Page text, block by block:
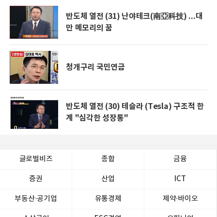
반도체 열전 (31) 난야테크(南亞科技) ...대
만 메모리의 꿈
청개구리 국민연금
반도체 열전 (30) 테슬라 (Tesla) 구조적 한
계 "심각한 성장통"
글로벌비즈 종합 금융
증권 산업 ICT
부동산·공기업 유통경제 제약∙바이오